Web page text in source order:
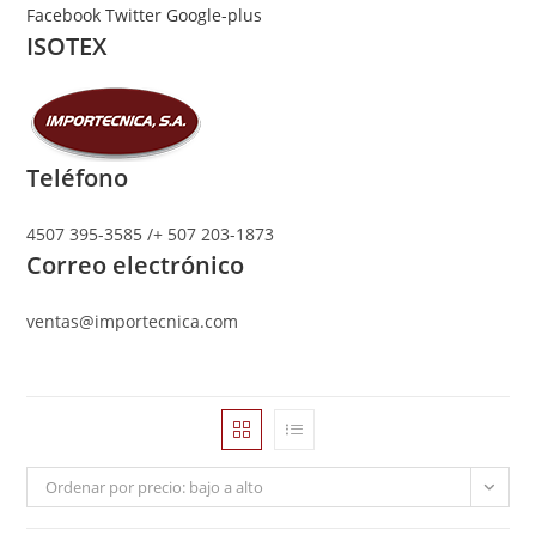
FacebookTwitter Google-plus
ISOTEX
Teléfono
4507 395-3585 /+ 507 203-1873
Correo electrónico
ventas@importecnica.com
Ordenar por precio: bajo a alto